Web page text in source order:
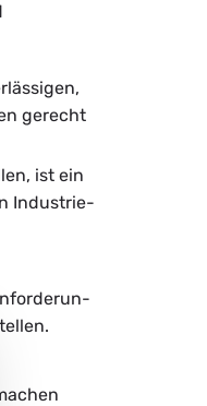
ge­recht
ist ein
In­dus­trie­